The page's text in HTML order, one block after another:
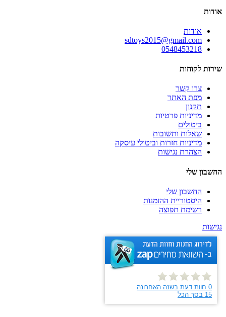
אודות
אודות
sdtoys2015@gmail.com
0548453218
שירות לקוחות
צרו קשר
מפת האתר
תקנון
מדיניות פרטיות
ביטולים
שאלות ותשובות
מדיניות חזרות וביטולי עיסקה
הצהרת נגישות
החשבון שלי
החשבון שלי
היסטוריית ההזמנות
רשימת תפוצה
נגישות